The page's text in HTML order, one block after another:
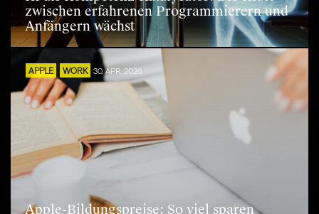
zwischen erfahrenen Programmierern und
Anfängern wächst
APPLE WORK 30. APR. 2026
Apple-Bildungspreise: So viel sparen